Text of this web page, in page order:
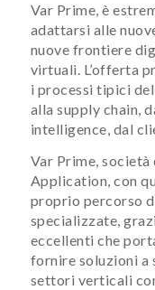
Var Prime, è
adattarsi alle
nuove frontiere
virtuali. L’offerta
i processi tipici
alla supply chain,
intelligence, dal
Var Prime,
Application, con
proprio percorso
specializzate,
eccellenti che
fornire soluzioni a
settori verticali